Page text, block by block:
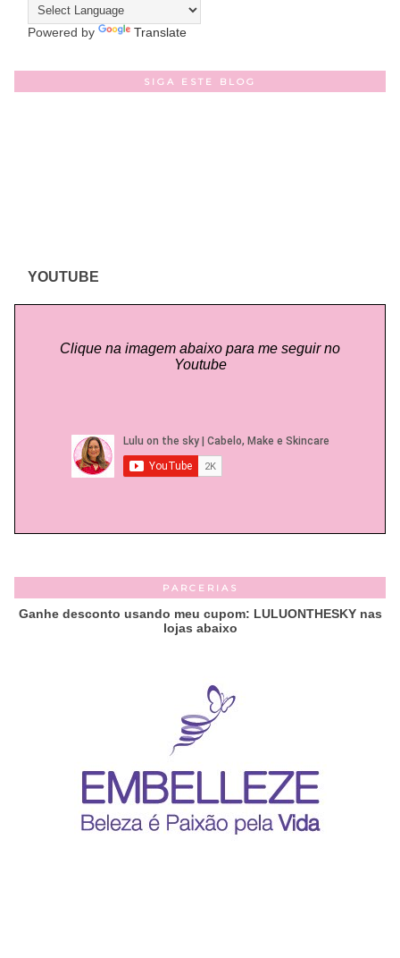
Powered by Translate
SIGA ESTE BLOG
YOUTUBE
Clique na imagem abaixo para me seguir no
Youtube
PARCERIAS
Ganhe desconto usando meu cupom: LULUONTHESKY nas
lojas abaixo